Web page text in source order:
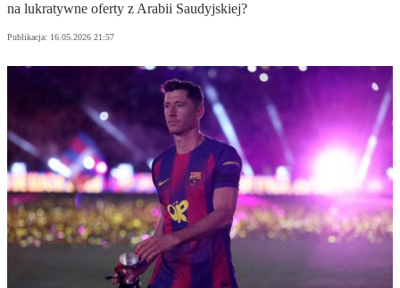
na lukratywne oferty z Arabii Saudyjskiej?
Publikacja: 16.05.2026 21:57